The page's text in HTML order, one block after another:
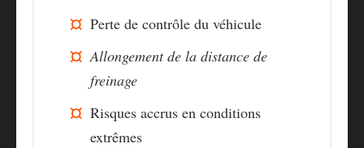
Perte de contrôle du véhicule
Allongement de la distance de
freinage
Risques accrus en conditions
extrêmes